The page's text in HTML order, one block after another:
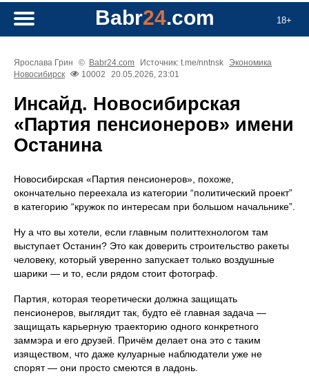
18+
Babr24.com
Ярослава Грин © Babr24.com Источник: t.me/nntnsk
Экономика
Новосибирск
10002 20.05.2026, 23:01
Инсайд. Новосибирская
«Партия пенсионеров» имени
Останина
Новосибирская «Партия пенсионеров», похоже,
окончательно переехала из категории “политический проект”
в категорию “кружок по интересам при большом начальнике”.
Ну а что вы хотели, если главным политтехнологом там
выступает Останин? Это как доверить строительство ракеты
человеку, который уверенно запускает только воздушные
шарики — и то, если рядом стоит фотограф.
Партия, которая теоретически должна защищать
пенсионеров, выглядит так, будто её главная задача —
защищать карьерную траекторию одного конкретного
заммэра и его друзей. Причём делает она это с таким
изяществом, что даже кулуарные наблюдатели уже не
спорят — они просто смеются в ладонь.